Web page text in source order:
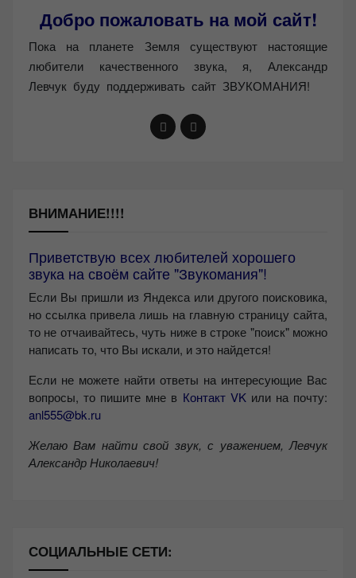
Добро пожаловать на мой сайт!
Пока на планете Земля существуют настоящие
любители качественного звука, я, Александр
Левчук буду поддерживать сайт ЗВУКОМАНИЯ!
ВНИМАНИЕ!!!!
Приветствую всех любителей хорошего
звука на своём сайте "Звукомания"!
Если Вы пришли из Яндекса или другого поисковика,
но ссылка привела лишь на главную страницу сайта,
то не отчаивайтесь, чуть ниже в строке "поиск" можно
написать то, что Вы искали, и это найдется!
Если не можете найти ответы на интересующие Вас
вопросы, то пишите мне в Контакт VKили на почту:
anl555@bk.ru
Желаю Вам найти свой звук, с уважением, Левчук
Александр Николаевич!
СОЦИАЛЬНЫЕ СЕТИ: